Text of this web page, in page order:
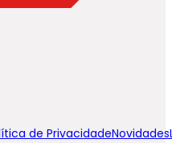
de PrivacidadeNovidades